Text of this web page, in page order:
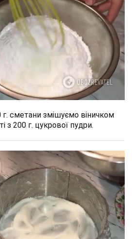
сметани змішуємо віничком
з 200 г. цукрової пудри.